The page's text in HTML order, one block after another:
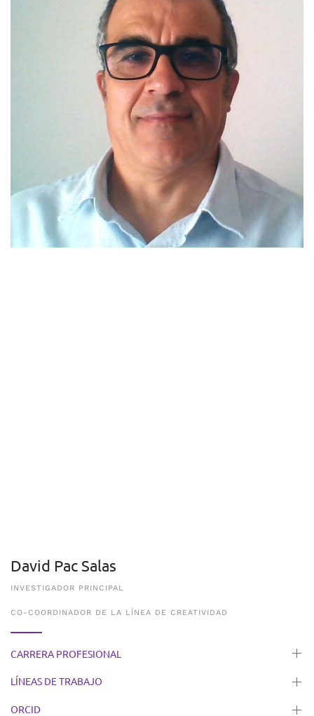
David Pac Salas
INVESTIGADOR PRINCIPAL
CO-COORDINADOR DE LA LÍNEA DE CREATIVIDAD
CARRERA PROFESIONAL
LÍNEAS DE TRABAJO
ORCID